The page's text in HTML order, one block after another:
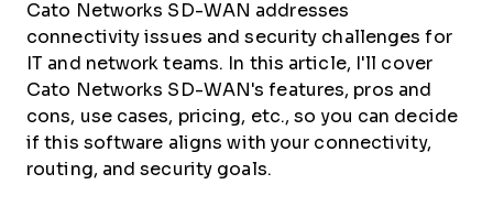
Cato Networks SD-WAN addresses
connectivity issues and security challenges for
IT and network teams. In this article, I'll cover
Cato Networks SD-WAN's features, pros and
cons, use cases, pricing, etc., so you can decide
if this software aligns with your connectivity,
routing, and security goals.